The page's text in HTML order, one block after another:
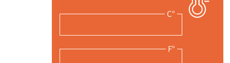
°C
°F